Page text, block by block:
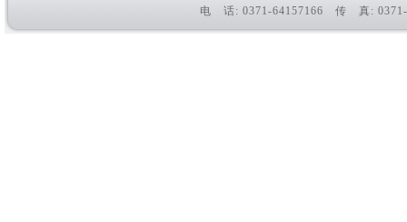
电 话: 0371-64157166 传 真: 0371-